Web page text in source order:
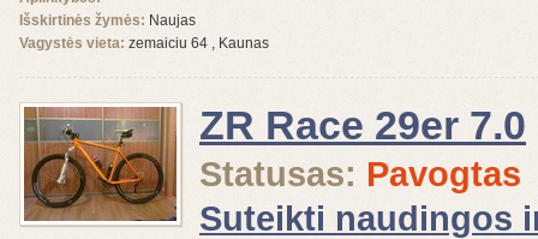
Išskirtinės žymės: Naujas
Vagystės vieta: zemaiciu 64 , Kaunas
ZR Race 29er 7.0
Statusas: Pavogtas
Suteikti naudingos